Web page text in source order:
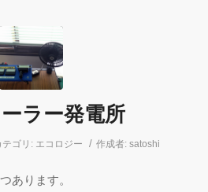
ラー発電所
テゴリ: エコロジー / 作成者: satoshi
あります。